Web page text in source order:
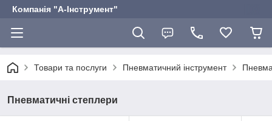
Компанія "А-Інструмент"
Товари та послуги Пневматичний інструмент
Пневматичні степлери